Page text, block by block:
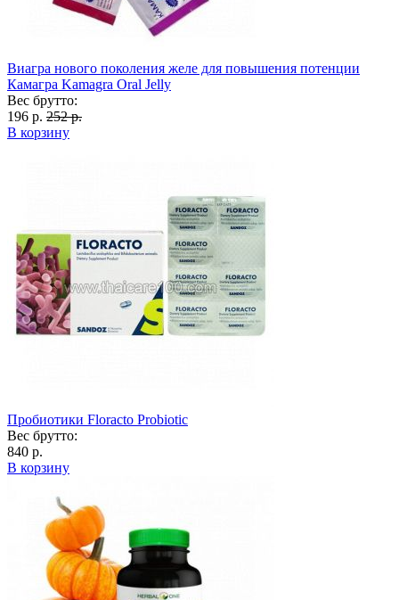
Виагра нового поколения желе для повышения потенции
Камагра Kamagra Oral Jelly
Вес брутто:
196 р. 252 р.
В корзину
Пробиотики Floracto Probiotic
Вес брутто:
840 р.
В корзину